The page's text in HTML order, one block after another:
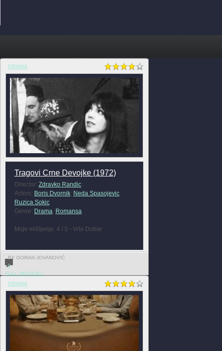
DRAMA
Tragovi Crne Devojke (1972)
Director: Zdravko Randic
Actors: Boris Dvornik, Neda Spasojevic,
Ruzica Sokic
Genre: Drama, Romansa
Moje mišljenje: 4 / 5 - Vrlo Dobar
BY GORAN JOVANOVIĆ
0
FULL REVIEW »
DRAMA